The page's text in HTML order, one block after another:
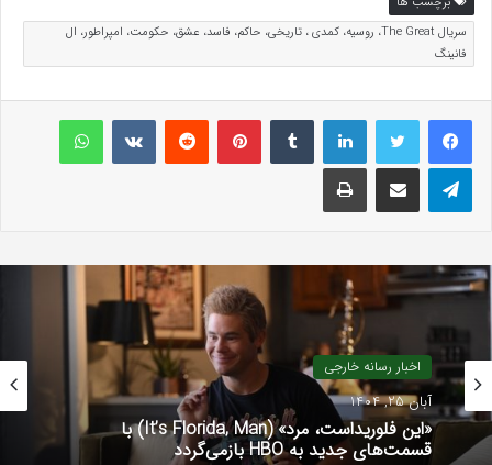
سریال The Great، روسیه، کمدی ، تاریخی، حاکم، فاسد، عشق، حکومت، امپراطور، ال
فانینگ
لینکداینتامبلر پینتریستReddit
VKontakteواتس آپ
تلگرام اشتراک گذاری با ایمیل چاپ
اخبار رسانه خارجی
آبان 25, 1404
«این فلوریداست، مرد» (It’s Florida, Man) با
قسمت‌های جدید به HBO بازمی‌گردد